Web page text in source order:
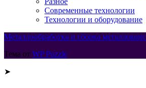
Современные технологии
Технологии и оборудование
Металлообработка и сборка
Тема от WP Puzzle
➤